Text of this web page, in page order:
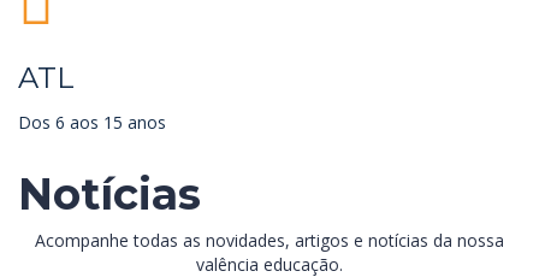
ATL
Dos 6 aos 15 anos
Notícias
Acompanhe todas as novidades, artigos e notícias da nossa
valência educação.